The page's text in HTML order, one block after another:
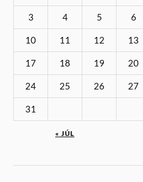
3 4 5 6
10 11 12 13
17 18 19 20
24 25 26 27
31
« JÚL